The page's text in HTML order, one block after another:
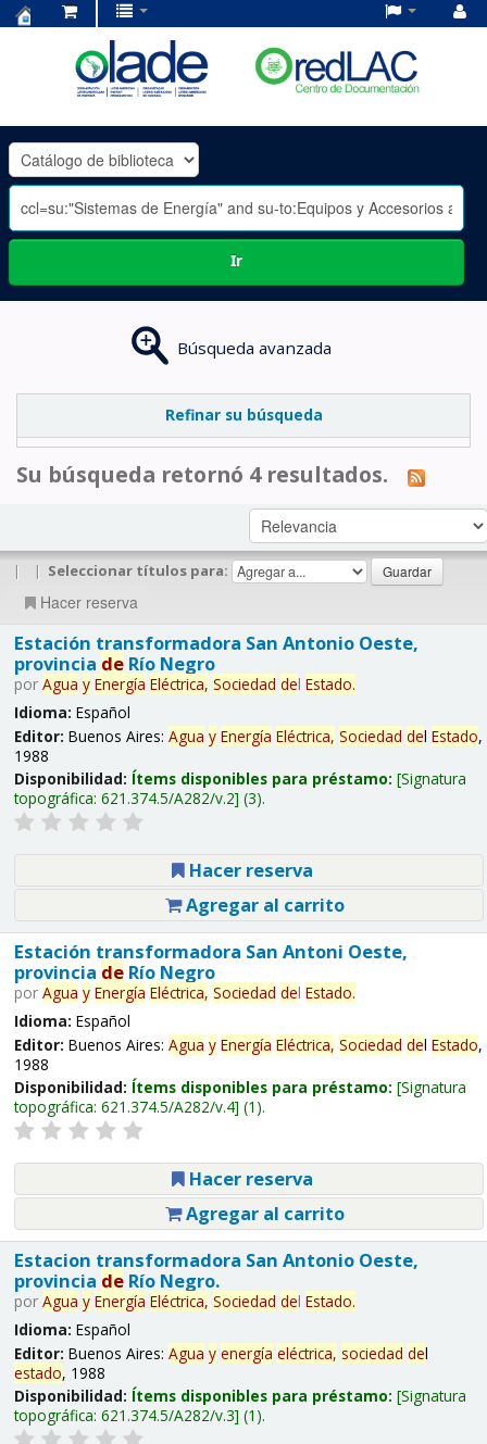
OLADE
-
Ir
Búsqueda avanzada
Refinar su búsqueda
Su búsqueda retornó 4 resultados.
| | Seleccionar títulos para:
Hacer reserva
Estación transformadora San Antonio Oeste,
provincia deRío Negro
por Agua y Energía Eléctrica, Sociedad del Estado.
Idioma: Español
Editor: Buenos Aires: Agua y Energía Eléctrica, Sociedad del Estado,
1988
Disponibilidad: Ítems disponibles para préstamo: Signatura
topográfica: 621.374.5/A282/v.2 (3).
Hacer reserva
Agregar al carrito
Estación transformadora San Antoni Oeste,
provincia deRío Negro
por Agua y Energía Eléctrica, Sociedad del Estado.
Idioma: Español
Editor: Buenos Aires: Agua y Energía Eléctrica, Sociedad del Estado,
1988
Disponibilidad: Ítems disponibles para préstamo: Signatura
topográfica: 621.374.5/A282/v.4 (1).
Hacer reserva
Agregar al carrito
Estacion transformadora San Antonio Oeste,
provincia deRío Negro.
por Agua y Energía Eléctrica, Sociedad del Estado.
Idioma: Español
Editor: Buenos Aires: Agua y energía eléctrica, sociedad del
estado, 1988
Disponibilidad: Ítems disponibles para préstamo: Signatura
topográfica: 621.374.5/A282/v.3 (1).